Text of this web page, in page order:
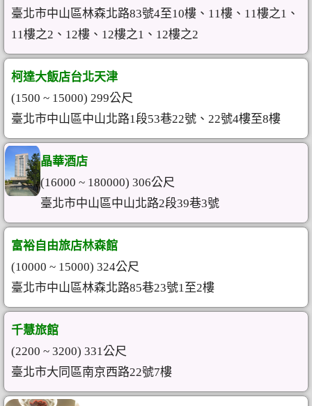
臺北市中山區林森北路83號4至10樓、11樓、11樓之1、
11樓之2、12樓、12樓之1、12樓之2
柯達大飯店台北天津
(1500 ~ 15000) 299公尺
臺北市中山區中山北路1段53巷22號、22號4樓至8樓
晶華酒店
(16000 ~ 180000) 306公尺
臺北市中山區中山北路2段39巷3號
富裕自由旅店林森館
(10000 ~ 15000) 324公尺
臺北市中山區林森北路85巷23號1至2樓
千慧旅館
(2200 ~ 3200) 331公尺
臺北市大同區南京西路22號7樓